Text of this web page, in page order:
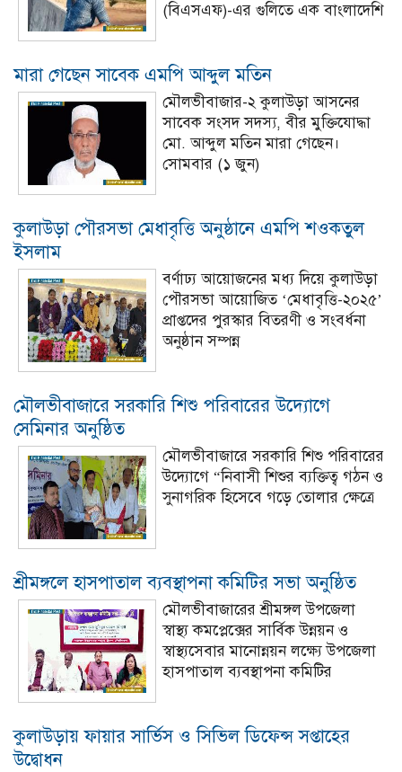
(বিএসএফ)-এর গুলিতে এক বাংলাদেশি
মারা গেছেন সাবেক এমপি আব্দুল মতিন
মৌলভীবাজার-২ কুলাউড়া আসনের
সাবেক সংসদ সদস্য, বীর মুক্তিযোদ্ধা
মো. আব্দুল মতিন মারা গেছেন।
সোমবার (১ জুন)
কুলাউড়া পৌরসভা মেধাবৃত্তি অনুষ্ঠানে এমপি শওকতুল
ইসলাম
বর্ণাঢ্য আয়োজনের মধ্য দিয়ে কুলাউড়া
পৌরসভা আয়োজিত ‘মেধাবৃত্তি-২০২৫’
প্রাপ্তদের পুরস্কার বিতরণী ও সংবর্ধনা
অনুষ্ঠান সম্পন্ন
মৌলভীবাজারে সরকারি শিশু পরিবারের উদ্যোগে
সেমিনার অনুষ্ঠিত
মৌলভীবাজারে সরকারি শিশু পরিবারের
উদ্যোগে “নিবাসী শিশুর ব্যক্তিত্ব গঠন ও
সুনাগরিক হিসেবে গড়ে তোলার ক্ষেত্রে
শ্রীমঙ্গলে হাসপাতাল ব্যবস্থাপনা কমিটির সভা অনুষ্ঠিত
মৌলভীবাজারের শ্রীমঙ্গল উপজেলা
স্বাস্থ্য কমপ্লেক্সের সার্বিক উন্নয়ন ও
স্বাস্থ্যসেবার মানোন্নয়ন লক্ষ্যে উপজেলা
হাসপাতাল ব্যবস্থাপনা কমিটির
কুলাউড়ায় ফায়ার সার্ভিস ও সিভিল ডিফেন্স সপ্তাহের
উদ্বোধন